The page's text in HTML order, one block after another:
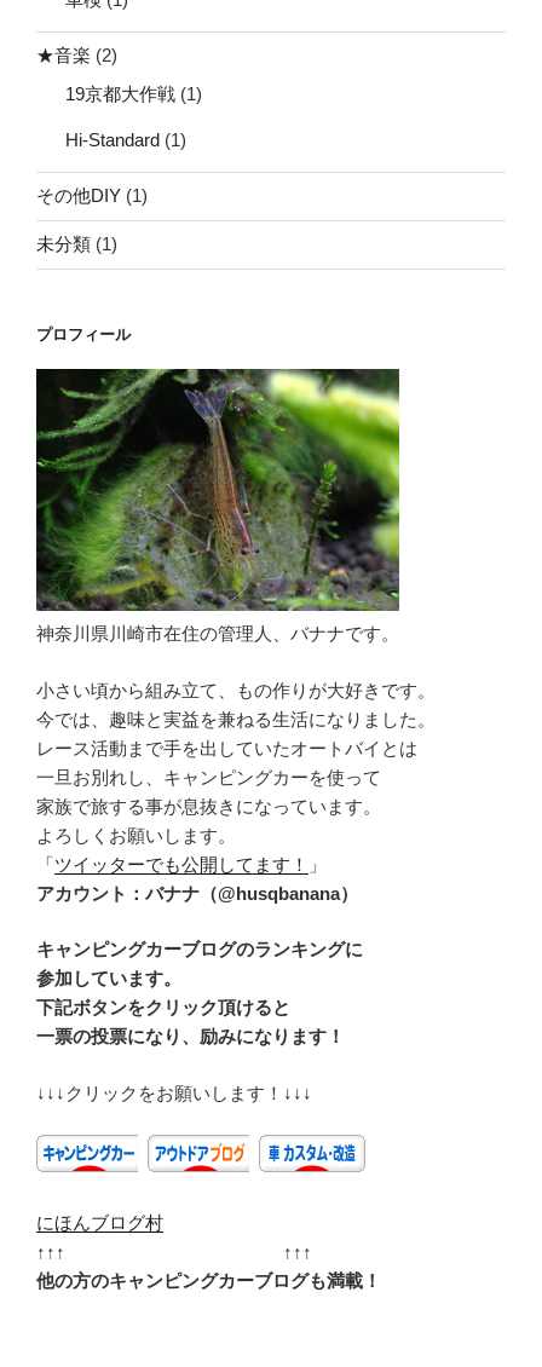
★音楽 (2)
19京都大作戦 (1)
Hi-Standard (1)
その他DIY (1)
未分類 (1)
プロフィール
神奈川県川崎市在住の管理人、バナナです。
小さい頃から組み立て、もの作りが大好きです。
今では、趣味と実益を兼ねる生活になりました。
レース活動まで手を出していたオートバイとは
一旦お別れし、キャンピングカーを使って
家族で旅する事が息抜きになっています。
よろしくお願いします。
「ツイッターでも公開してます！
」
アカウント：バナナ（@husqbanana）
キャンピングカーブログのランキングに
参加しています。
下記ボタンをクリック頂けると
一票の投票になり、励みになります！
↓↓↓クリックをお願いします！↓↓↓
にほんブログ村
↑↑↑ ↑↑↑
他の方のキャンピングカーブログも満載！